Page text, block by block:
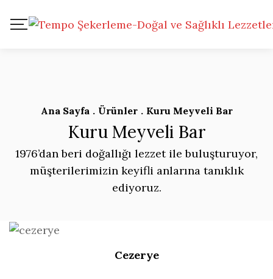
Ana Sayfa . Ürünler . Kuru Meyveli Bar
Kuru Meyveli Bar
1976’dan beri doğallığı lezzet ile buluşturuyor,
müşterilerimizin keyifli anlarına tanıklık
ediyoruz.
Cezerye